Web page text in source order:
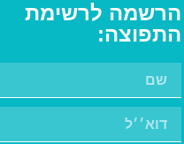
הרשמה לרשימת
התפוצה: